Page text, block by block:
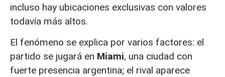
incluso hay ubicaciones exclusivas con valores
todavía más altos.
El fenómeno se explica por varios factores: el
partido se jugará en Miami, una ciudad con
fuerte presencia argentina; el rival aparece